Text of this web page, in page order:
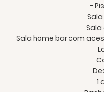
-
Sala
Sala home bar com
1